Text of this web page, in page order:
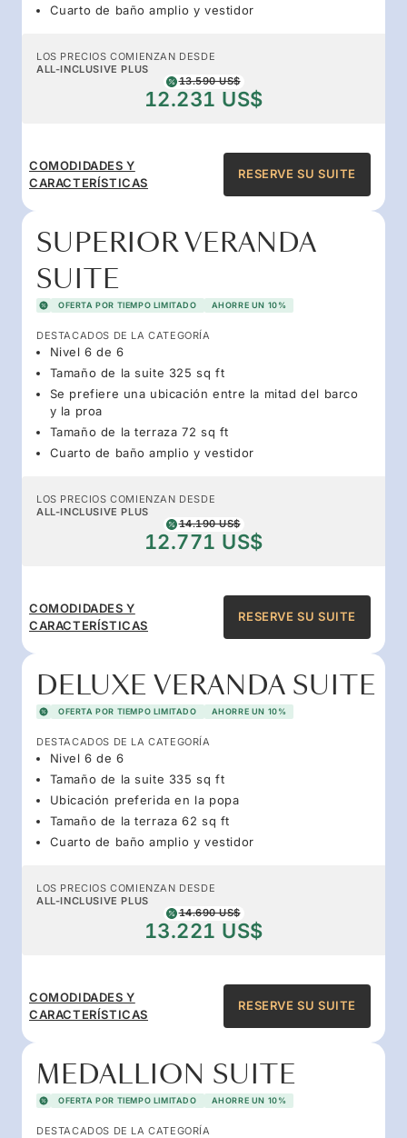
Cuarto de baño amplio y vestidor
LOS PRECIOS COMIENZAN DESDE
ALL-INCLUSIVE PLUS
13.590 US$
12.231 US$
COMODIDADES Y
CARACTERÍSTICAS
RESERVE SU SUITE
SUPERIOR VERANDA
SUITE
OFERTA POR TIEMPO LIMITADO AHORRE UN 10%
DESTACADOS DE LA CATEGORÍA
Nivel 6 de 6
Tamaño de la suite 325 sq ft
Se prefiere una ubicación entre la mitad del barco
y la proa
Tamaño de la terraza 72 sq ft
Cuarto de baño amplio y vestidor
LOS PRECIOS COMIENZAN DESDE
ALL-INCLUSIVE PLUS
14.190 US$
12.771 US$
COMODIDADES Y
CARACTERÍSTICAS
RESERVE SU SUITE
DELUXE VERANDA SUITE
OFERTA POR TIEMPO LIMITADO AHORRE UN 10%
DESTACADOS DE LA CATEGORÍA
Nivel 6 de 6
Tamaño de la suite 335 sq ft
Ubicación preferida en la popa
Tamaño de la terraza 62 sq ft
Cuarto de baño amplio y vestidor
LOS PRECIOS COMIENZAN DESDE
ALL-INCLUSIVE PLUS
14.690 US$
13.221 US$
COMODIDADES Y
CARACTERÍSTICAS
RESERVE SU SUITE
MEDALLION SUITE
OFERTA POR TIEMPO LIMITADO AHORRE UN 10%
DESTACADOS DE LA CATEGORÍA